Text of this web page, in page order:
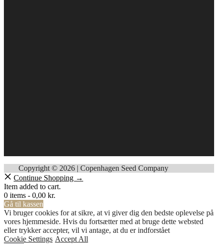
Copyright © 2026 | Copenhagen Seed Company
Continue Shopping →
Item added to cart.
0 items - 0,00 kr.
Gå til kassen
Vi bruger cookies for at sikre, at vi giver dig den bedste oplevelse på
vores hjemmeside. Hvis du fortsætter med at bruge dette websted
eller trykker accepter, vil vi antage, at du er indforstået
Cookie Settings Accept All